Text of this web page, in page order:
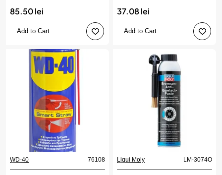
85.50 lei
Add to Cart
37.08 lei
Add to Cart
WD-40 76108 Liqui Moly LM-3074O